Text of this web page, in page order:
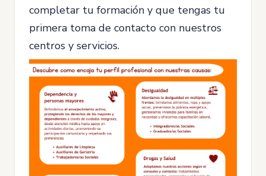
completar tu formación y que tengas tu
primera toma de contacto con nuestros
centros y servicios.